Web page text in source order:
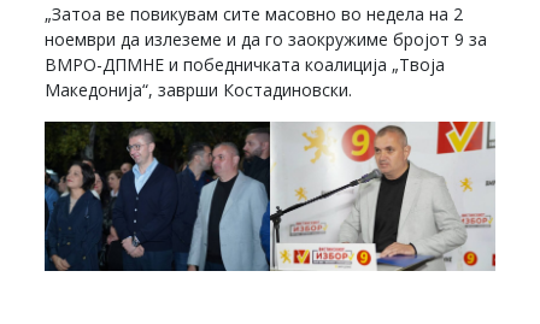
„Затоа ве повикувам сите масовно во недела на 2
ноември да излеземе и да го заокружиме бројот 9 за
ВМРО-ДПМНЕ и победничката коалиција „Твоја
Македонија“, заврши Костадиновски.